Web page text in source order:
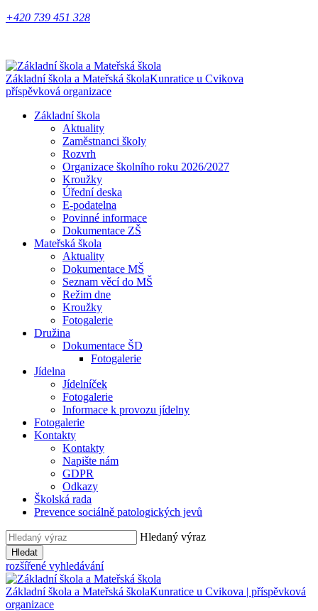
+420 739 451 328
Základní škola a Mateřská školaKunratice u Cvikova
příspěvková organizace
Základní škola
Aktuality
Zaměstnanci školy
Rozvrh
Organizace školního roku 2026/2027
Kroužky
Úřední deska
E-podatelna
Povinné informace
Dokumentace ZŠ
Mateřská škola
Aktuality
Dokumentace MŠ
Seznam věcí do MŠ
Režim dne
Kroužky
Fotogalerie
Družina
Dokumentace ŠD
Fotogalerie
Jídelna
Jídelníček
Fotogalerie
Informace k provozu jídelny
Fotogalerie
Kontakty
Kontakty
Napište nám
GDPR
Odkazy
Školská rada
Prevence sociálně patologických jevů
Hledaný výraz
Hledat
rozšířené vyhledávání
Základní škola a Mateřská školaKunratice u Cvikova | příspěvková
organizace